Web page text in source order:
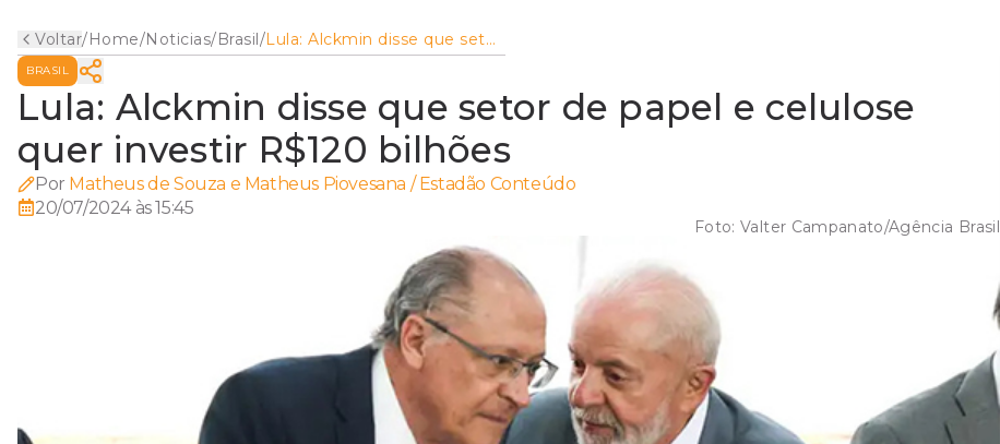
Voltar/Home/Noticias/Brasil/Lula: Alckmin disse que setor
de papel e celulose quer
BRASIL
Lula: Alckmin disse que setor de papel e celulose
quer investir R$120 bilhões
Por Matheus de Souza e Matheus Piovesana / Estadão Conteúdo
20/07/2024 às 15:45
Foto:Valter Campanato/Agência Brasil